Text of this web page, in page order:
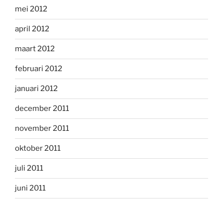
mei 2012
april 2012
maart 2012
februari 2012
januari 2012
december 2011
november 2011
oktober 2011
juli 2011
juni 2011